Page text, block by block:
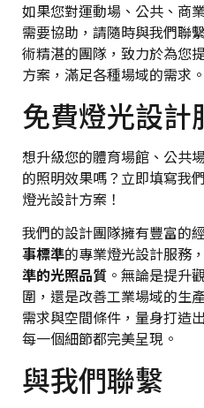
如果您對運動場、公共、商
需要協助，請隨時與我們聯
術精湛的團隊，致力於為您
方案，滿足各種場域的需求。
免費燈光設計
想升級您的體育場館、公共
的照明效果嗎？立即填寫我
燈光設計方案！
我們的設計團隊擁有豐富的
事標準的專業燈光設計服務
準的光照品質 。無論是提升
圍，還是改善工業場域的生
需求與空間條件，量身打造
每一個細節都完美呈現。
與我們聯繫